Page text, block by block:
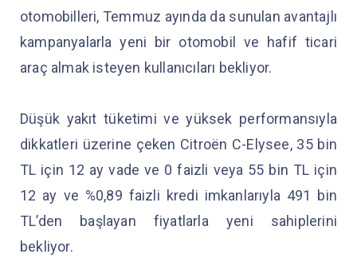
otomobilleri, Temmuz ayında da sunulan avantajlı
kampanyalarla yeni bir otomobil ve hafif ticari
araç almak isteyen kullanıcıları bekliyor.
Düşük yakıt tüketimi ve yüksek performansıyla
dikkatleri üzerine çeken Citroën C-Elysee, 35 bin
TL için 12 ay vade ve 0 faizli veya 55 bin TL için
12 ay ve %0,89 faizli kredi imkanlarıyla 491 bin
TL’den başlayan fiyatlarla yeni sahiplerini
bekliyor.